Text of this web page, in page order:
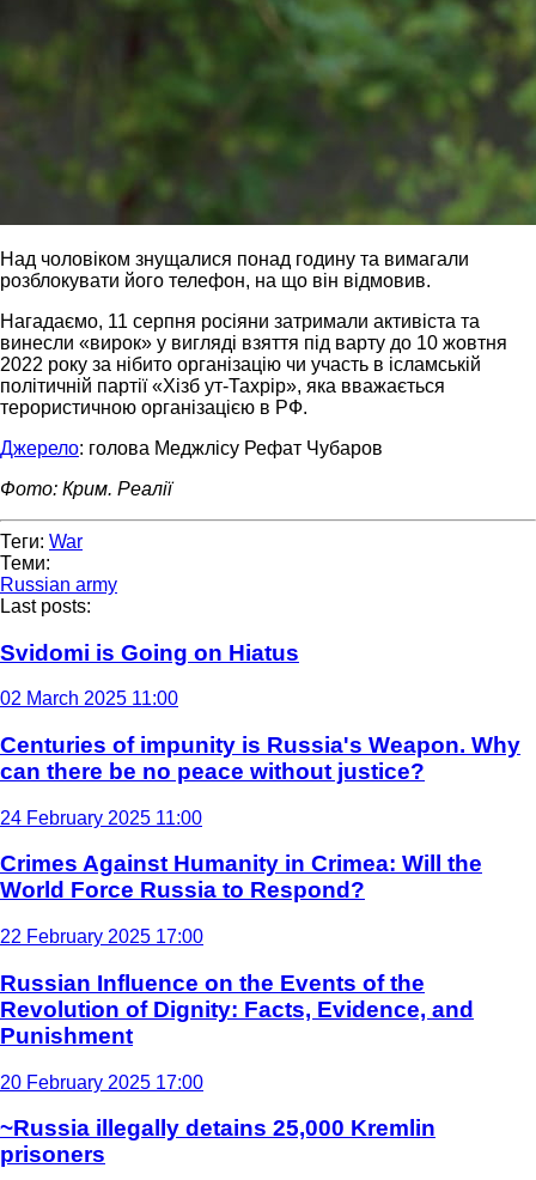
Над чоловіком знущалися понад годину та вимагали
розблокувати його телефон, на що він відмовив.
Нагадаємо, 11 серпня росіяни затримали активіста та
винесли «вирок» у вигляді взяття під варту до 10 жовтня
2022 року за нібито організацію чи участь в ісламській
політичній партії «Хізб ут-Тахрір», яка вважається
терористичною організацією в РФ.
Джерело: голова Меджлісу Рефат Чубаров
Фото: Крим. Реалії
Теги: War
Теми:
Russian army
Last posts:
Svidomi is Going on Hiatus
02 March 2025 11:00
Centuries of impunity is Russia's Weapon. Why
can there be no peace without justice?
24 February 2025 11:00
Crimes Against Humanity in Crimea: Will the
World Force Russia to Respond?
22 February 2025 17:00
Russian Influence on the Events of the
Revolution of Dignity: Facts, Evidence, and
Punishment
20 February 2025 17:00
~Russia illegally detains 25,000 Kremlin
prisoners